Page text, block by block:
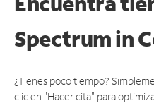
Spectrumin
¿Tienes poco tiempo?
clic en "Hacer cita" para